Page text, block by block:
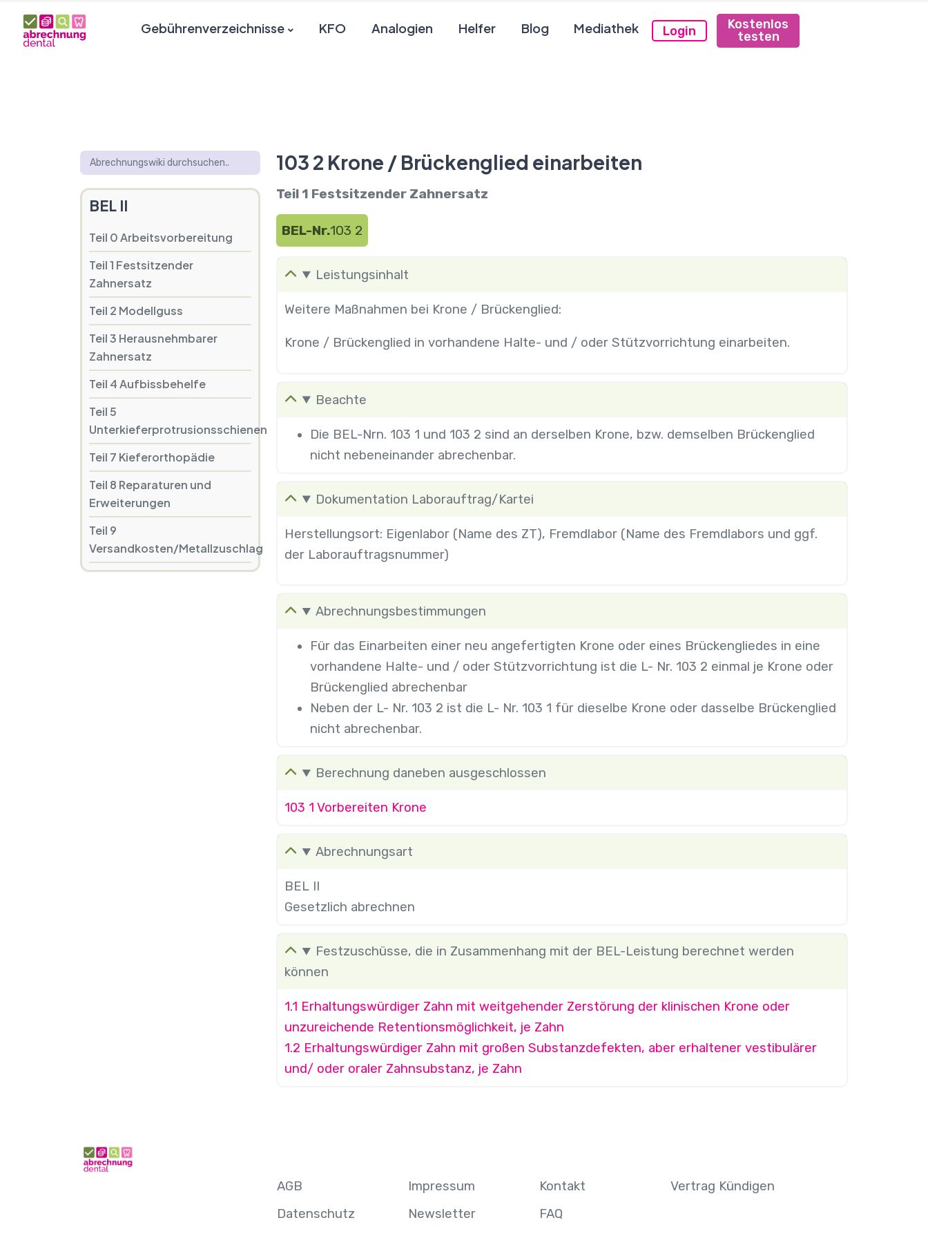
Gebührenverzeichnisse KFO Analogien Helfer Blog Mediathek Login
Kostenlos
testen
BEL II
Teil 0 Arbeitsvorbereitung
Teil 1 Festsitzender
Zahnersatz
Teil 2 Modellguss
Teil 3 Herausnehmbarer
Zahnersatz
Teil 4 Aufbissbehelfe
Teil 5
Unterkieferprotrusionsschienen
Teil 7 Kieferorthopädie
Teil 8 Reparaturen und
Erweiterungen
Teil 9
Versandkosten/Metallzuschlag
103 2 Krone / Brückenglied einarbeiten
Teil 1 Festsitzender Zahnersatz
BEL-Nr.103 2
Leistungsinhalt
Weitere Maßnahmen bei Krone / Brückenglied:
Krone / Brückenglied in vorhandene Halte- und / oder Stützvorrichtung einarbeiten.
Beachte
Die BEL-Nrn. 103 1 und 103 2 sind an derselben Krone, bzw. demselben Brückenglied
nicht nebeneinander abrechenbar.
Dokumentation Laborauftrag/Kartei
Herstellungsort: Eigenlabor (Name des ZT), Fremdlabor (Name des Fremdlabors und ggf.
der Laborauftragsnummer)
Abrechnungsbestimmungen
Für das Einarbeiten einer neu angefertigten Krone oder eines Brückengliedes in eine
vorhandene Halte- und / oder Stützvorrichtung ist die L- Nr. 103 2 einmal je Krone oder
Brückenglied abrechenbar
Neben der L- Nr. 103 2 ist die L- Nr. 103 1 für dieselbe Krone oder dasselbe Brückenglied
nicht abrechenbar.
Berechnung daneben ausgeschlossen
103 1 Vorbereiten Krone
Abrechnungsart
BEL II
Gesetzlich abrechnen
Festzuschüsse, die in Zusammenhang mit der BEL-Leistung berechnet werden
können
1.1 Erhaltungswürdiger Zahn mit weitgehender Zerstörung der klinischen Krone oder
unzureichende Retentionsmöglichkeit, je Zahn
1.2 Erhaltungswürdiger Zahn mit großen Substanzdefekten, aber erhaltener vestibulärer
und/ oder oraler Zahnsubstanz, je Zahn
AGB
Datenschutz
Impressum
Newsletter
Kontakt
FAQ
Vertrag Kündigen